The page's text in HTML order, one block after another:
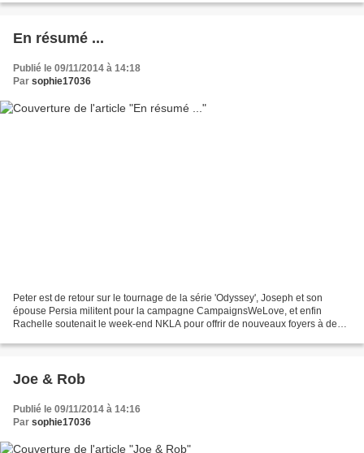
En résumé ...
Publié le 09/11/2014 à 14:18
Par sophie17036
Peter est de retour sur le tournage de la série 'Odyssey', Joseph et son
épouse Persia militent pour la campagne CampaignsWeLove, et enfin
Rachelle soutenait le week-end NKLA pour offrir de nouveaux foyers à de
Joe & Rob
Publié le 09/11/2014 à 14:16
Par sophie17036